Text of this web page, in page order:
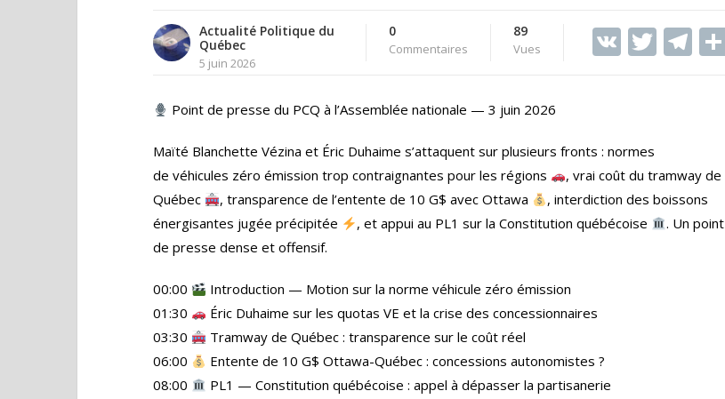
Actualité Politique du
Québec
5 juin 2026
0
Commentaires
89
Vues V T T
m
Point de presse du PCQ à l’Assemblée nationale — 3 juin 2026
Maïté Blanchette Vézina et Éric Duhaime s’attaquent sur plusieurs fronts : normes
de véhicules zéro émission trop contraignantes pour les régions
, vrai coût du tramway de
Québec
, transparence de l’entente de 10 G$ avec Ottawa
, interdiction des boissons
énergisantes jugée précipitée
, et appui au PL1 sur la Constitution québécoise
. Un point
de presse dense et offensif.
00:00
Introduction — Motion sur la norme véhicule zéro émission
01:30
Éric Duhaime sur les quotas VE et la crise des concessionnaires
03:30
Tramway de Québec : transparence sur le coût réel
06:00
Entente de 10 G$ Ottawa-Québec : concessions autonomistes ?
08:00
PL1 — Constitution québécoise : appel à dépasser la partisanerie